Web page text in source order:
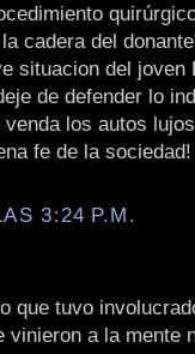
cadera del
situacion del joven
de defender lo
los autos
fe de la sociedad!
3:24 P.M.
que tuvo
a la mente